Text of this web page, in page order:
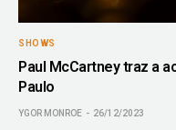
SHOWS
Paul McCartney traz a
Paulo
YGOR MONROE 26/12/2023